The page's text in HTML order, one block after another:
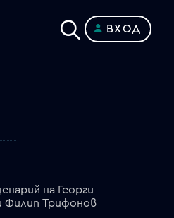
ВХОД
на Георги
Филип Трифонов